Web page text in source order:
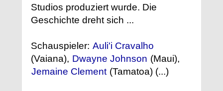
Studios produziert wurde. Die
Geschichte dreht sich ...
Schauspieler: Auli'i Cravalho
(Vaiana), Dwayne Johnson (Maui),
Jemaine Clement (Tamatoa) (...)